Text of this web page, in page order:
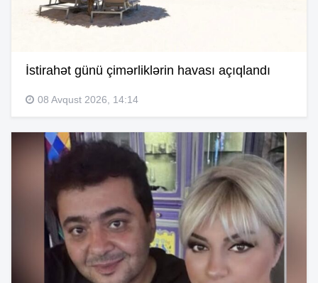
İstirahət günü çimərliklərin havası açıqlandı
08 Avqust 2026, 14:14